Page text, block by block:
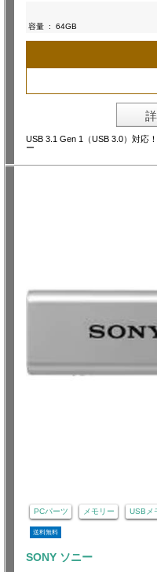
容量 : 64GB
USB 3.1 Gen 1（USB 3.0）対応
ー
PCパーツ メモリー USBメ
送料無料
SONY ソニー